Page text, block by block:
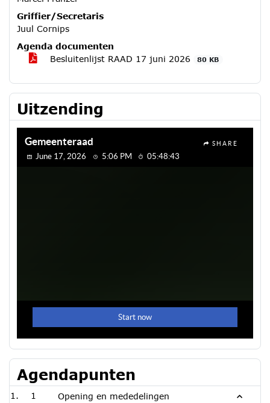
Griffier/Secretaris
Juul Cornips
Agenda documenten
Besluitenlijst RAAD 17 juni 2026
80 KB
Uitzending
Agendapunten
1 Opening en mededelingen